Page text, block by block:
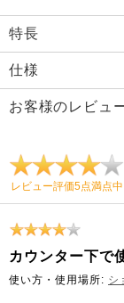
特長
仕様
お客様のレビュ
レビュー評価5点満点中
カウンター下で
使い方・使用場所: シ